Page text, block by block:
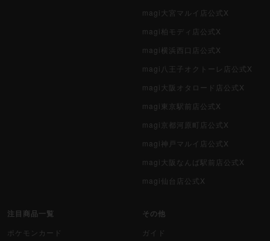
magi大宮マルイ店公式X
magi柏モディ店公式X
magi横浜西口店公式X
magi八王子オクトーレ店公式X
magi大阪オタロード店公式X
magi東京駅前店公式X
magi京都河原町店公式X
magi神戸マルイ店公式X
magi大阪なんば駅前店公式X
magi仙台店公式X
注目商品一覧
ポケモンカード
その他
ガイド